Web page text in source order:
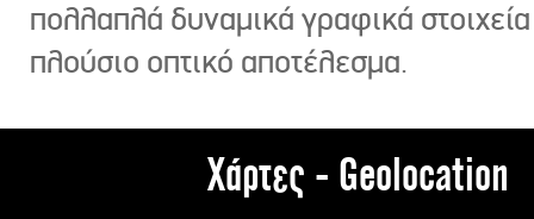
πολλαπλά δυναμικά γραφικά στοιχεία
πλούσιο οπτικό αποτέλεσμα.
Χάρτες - Geolocation